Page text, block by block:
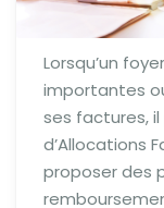
Lorsqu’un
importantes
ses factures, il
d’Allocations
proposer des